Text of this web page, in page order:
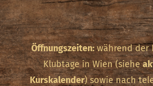
Öffnungszeiten:während der
Klubtage in Wien (siehe
Kurskalender) sowie nach